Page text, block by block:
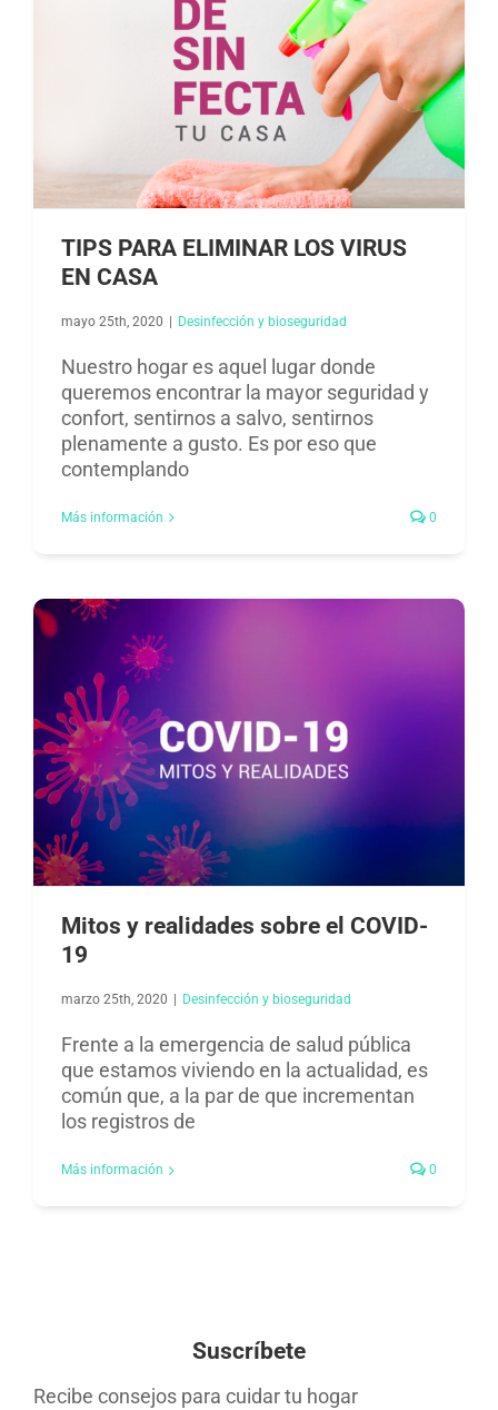
TIPS PARA ELIMINAR LOS VIRUS
EN CASA
mayo 25th, 2020 | Desinfección y bioseguridad​
Nuestro hogar es aquel lugar donde
queremos encontrar la mayor seguridad y
confort, sentirnos a salvo, sentirnos
plenamente a gusto. Es por eso que
contemplando
Más información 0
Mitos y realidades sobre el COVID-
19
marzo 25th, 2020 Desinfección y bioseguridad​
Frente a la emergencia de salud pública
que estamos viviendo en la actualidad, es
común que, a la par de que incrementan
los registros de
Más información 0
Suscríbete
Recibe consejos para cuidar tu hogar